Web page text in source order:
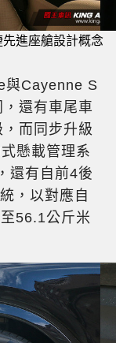
與Cayenne S
還有車尾車
而同步升級
懸載管理系
還有自前4後
，以對應自
56.1公斤米